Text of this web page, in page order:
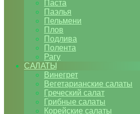
Паста
Паэлья
Пельмени
Плов
Подлива
Полента
Рагу
САЛАТЫ
Винегрет
Вегетарианские салаты
Греческий салат
Грибные салаты
Корейские салаты